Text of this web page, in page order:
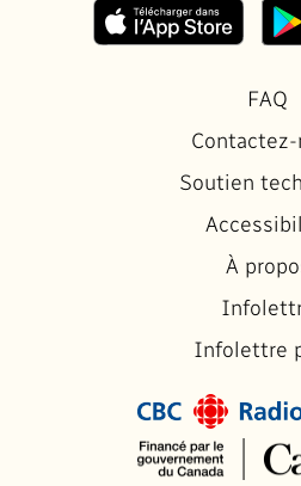
FAQ
Soutien
À
Infolettre